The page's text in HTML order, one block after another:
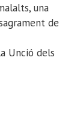
una
de
Unció dels